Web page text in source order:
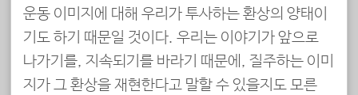
운동 이미지에 대해 우리가 투사하는 환상의 양태이
기도 하기 때문일 것이다. 우리는 이야기가 앞으로
나가기를, 지속되기를 바라기 때문에, 질주하는 이미
지가 그 환상을 재현한다고 말할 수 있을지도 모른